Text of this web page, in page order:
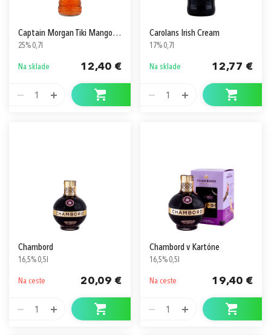
Captain Morgan Tiki Mango&Pineapple
25% 0,7l
Na sklade 12,40 €
1
Carolans Irish Cream
17% 0,7l
Na sklade 12,77 €
1
Chambord
16,5% 0,5l
Na ceste 20,09 €
1
Chambord v Kartóne
16,5% 0,5l
Na ceste 19,40 €
1